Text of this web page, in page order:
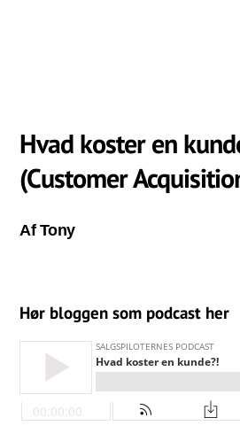
Hvad koster en
(Customer
Af Tony
Hør bloggen som podcast her